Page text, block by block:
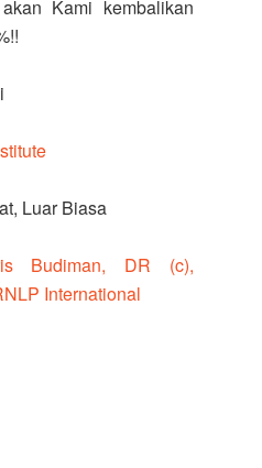
Kami kembalikan
Luar Biasa
Budiman, DR (c),
International